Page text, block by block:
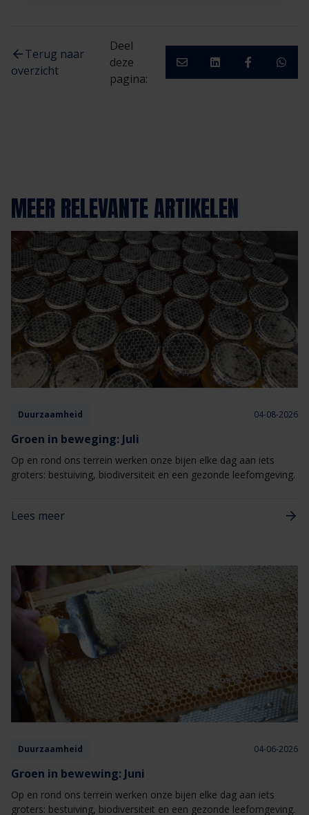
Terug naar
overzicht
Deel
deze
pagina:
MEER RELEVANTE ARTIKELEN
Duurzaamheid 04-08-2026
Groen in beweging: Juli
Op en rond ons terrein werken onze bijen elke dag aan iets
groters: bestuiving, biodiversiteit en een gezonde leefomgeving.
Lees meer
Duurzaamheid 04-06-2026
Groen in bewewing: Juni
Op en rond ons terrein werken onze bijen elke dag aan iets
groters: bestuiving, biodiversiteit en een gezonde leefomgeving.